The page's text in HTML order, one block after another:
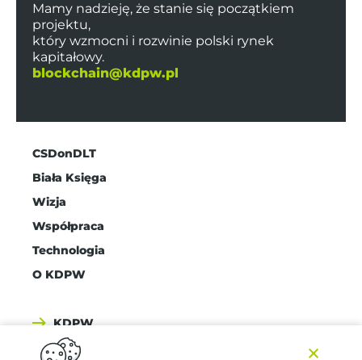
Mamy nadzieję, że stanie się początkiem
projektu,
który wzmocni i rozwinie polski rynek
kapitałowy.
blockchain@kdpw.pl
CSDonDLT
Biała Księga
Wizja
Współpraca
Technologia
O KDPW
KDPW
KDPW_CCP